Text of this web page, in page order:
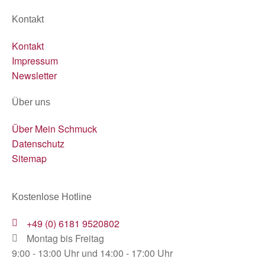
Kontakt
Kontakt
Impressum
Newsletter
Über uns
Über Mein Schmuck
Datenschutz
Sitemap
Kostenlose Hotline
+49 (0) 6181 9520802
Montag bis Freitag
9:00 - 13:00 Uhr und 14:00 - 17:00 Uhr